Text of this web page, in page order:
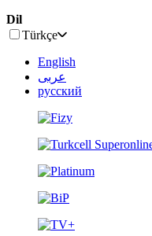
Dil
Türkçe
English
عربى
русский